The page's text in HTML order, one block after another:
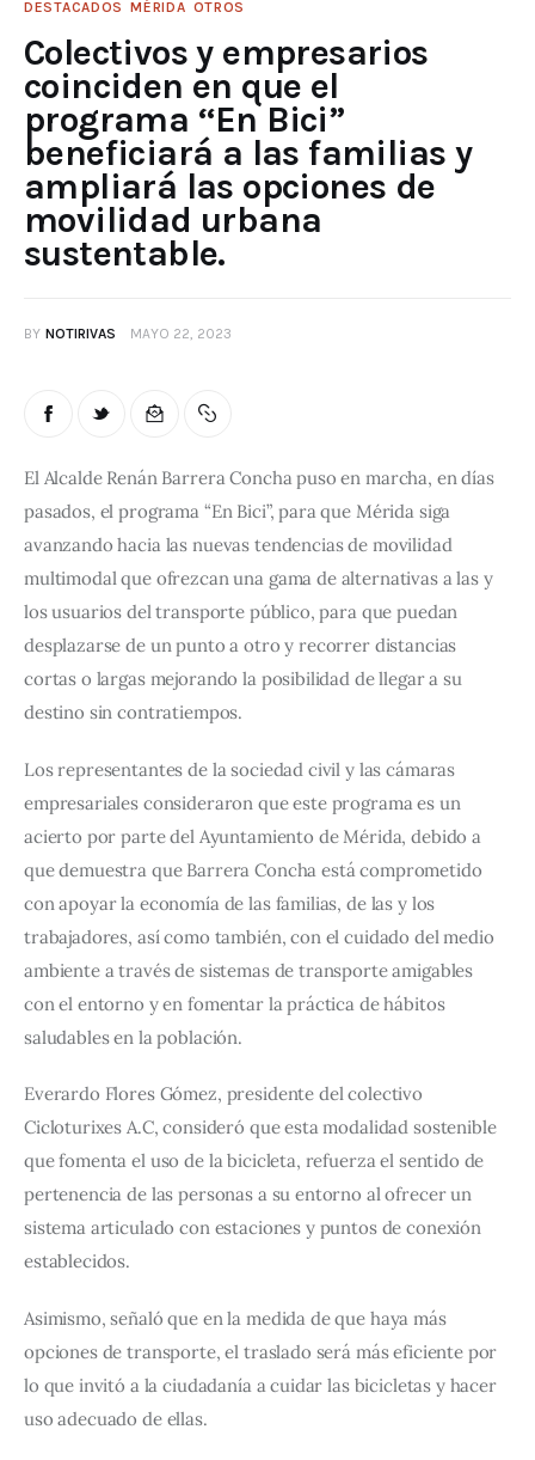
DESTACADOS MÉRIDA OTROS
Colectivos y empresarios
coinciden en que el
programa “En Bici”
beneficiará a las familias y
ampliará las opciones de
movilidad urbana
sustentable.
BY NOTIRIVAS MAYO 22, 2023
El Alcalde Renán Barrera Concha puso en marcha, en días
pasados, el programa “En Bici”, para que Mérida siga
avanzando hacia las nuevas tendencias de movilidad
multimodal que ofrezcan una gama de alternativas a las y
los usuarios del transporte público, para que puedan
desplazarse de un punto a otro y recorrer distancias
cortas o largas mejorando la posibilidad de llegar a su
destino sin contratiempos.
Los representantes de la sociedad civil y las cámaras
empresariales consideraron que este programa es un
acierto por parte del Ayuntamiento de Mérida, debido a
que demuestra que Barrera Concha está comprometido
con apoyar la economía de las familias, de las y los
trabajadores, así como también, con el cuidado del medio
ambiente a través de sistemas de transporte amigables
con el entorno y en fomentar la práctica de hábitos
saludables en la población.
Everardo Flores Gómez, presidente del colectivo
Cicloturixes A.C, consideró que esta modalidad sostenible
que fomenta el uso de la bicicleta, refuerza el sentido de
pertenencia de las personas a su entorno al ofrecer un
sistema articulado con estaciones y puntos de conexión
establecidos.
Asimismo, señaló que en la medida de que haya más
opciones de transporte, el traslado será más eficiente por
lo que invitó a la ciudadanía a cuidar las bicicletas y hacer
uso adecuado de ellas.